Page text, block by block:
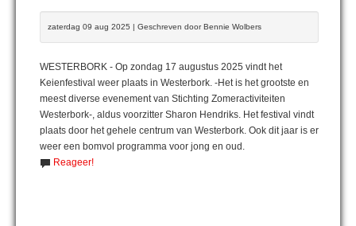
zaterdag 09 aug 2025 | Geschreven door Bennie Wolbers
WESTERBORK - Op zondag 17 augustus 2025 vindt het
Keienfestival weer plaats in Westerbork. -Het is het grootste en
meest diverse evenement van Stichting Zomeractiviteiten
Westerbork-, aldus voorzitter Sharon Hendriks. Het festival vindt
plaats door het gehele centrum van Westerbork. Ook dit jaar is er
weer een bomvol programma voor jong en oud.
Reageer!